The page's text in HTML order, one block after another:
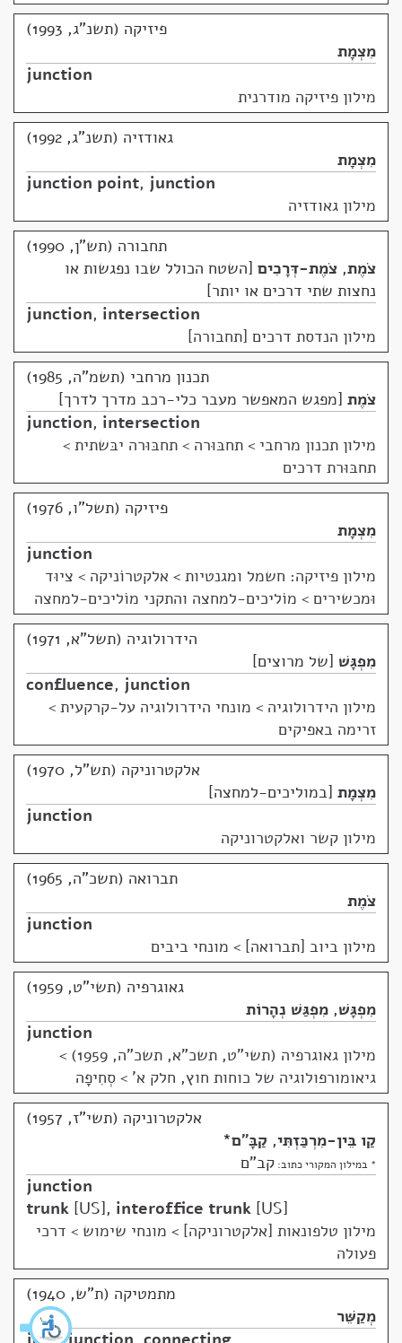
פיזיקה (תשנ"ג, 1993)
מִצְמָת
junction
מילון פיזיקה מודרנית
גאודזיה (תשנ"ג, 1992)
מִצְמָת
junction point, junction
מילון גאודזיה
תחבורה (תש"ן, 1990)
צֹמֶת, צֹמֶת-דְּרָכִים השטח הכולל שבו נפגשות או
נחצות שתי דרכים או יותר
junction, intersection
מילון הנדסת דרכים [תחבורה]
תכנון מרחבי (תשמ"ה, 1985)
צֹמֶת מפגש המאפשר מעבר כלי-רכב מדרך לדרך
junction, intersection
מילון תכנון מרחבי > תחבּוּרה > תחבּוּרה יבּשתית >
תחבּוּרת דרכים
פיזיקה (תשל"ו, 1976)
מִצְמָת
junction
מילון פיזיקה: חשמל ומגנטיות > אלקטרוֹניקה > ציוּד
וּמכשירים > מוֹליכים-למחצה והתקני מוֹליכים-למחצה
הידרולוגיה (תשל"א, 1971)
מִפְגָּשׁ של מרוצים
confluence, junction
מילון הידרולוגיה > מונחי הידרולוגיה על-קרקעית >
זרימה באפיקים
אלקטרוניקה (תש"ל, 1970)
מִצְמָת במוליכים-למחצה
junction
מילון קשר ואלקטרוניקה
תברואה (תשכ"ה, 1965)
צֹמֶת
junction
מילון ביוב [תברואה] > מונחי ביבים
גאוגרפיה (תשי"ט, 1959)
מִפְגָּשׁ, מִפְגַּשׁ נְהָרוֹת
junction
מילון גאוגרפיה (תשי"ט, תשכ"א, תשכ"ה, 1959)
>
גיאומורפולוגיה של כוחות חוץ, חלק א' > סְחִיפָה
אלקטרוניקה (תשי"ז, 1957)
קַו בֵּין-מִרְכַּזְתִּי, קַבָּ"ם*
* במילון המקורי כתוב: קב"ם
junction
trunk US , interoffice trunk US
מילון טלפונאות [אלקטרוניקה] > מונחי שימוש > דרכי
פעולה
מתמטיקה (ת"ש, 1940)
מְקַשֵּׁר